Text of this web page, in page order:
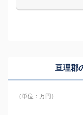
亘理郡
（単位：万円）